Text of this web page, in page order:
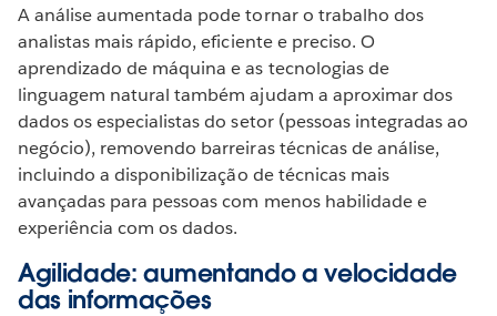
A análise aumentada pode tornar o trabalho dos
analistas mais rápido, eficiente e preciso. O
aprendizado de máquina e as tecnologias de
linguagem natural também ajudam a aproximar dos
dados os especialistas do setor (pessoas integradas ao
negócio), removendo barreiras técnicas de análise,
incluindo a disponibilização de técnicas mais
avançadas para pessoas com menos habilidade e
experiência com os dados.
Agilidade: aumentando a velocidade
das informações